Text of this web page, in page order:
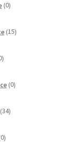
0izdelkov
15izdelkov
izdelkov
0izdelkov
34izdelkov
0izdelkov